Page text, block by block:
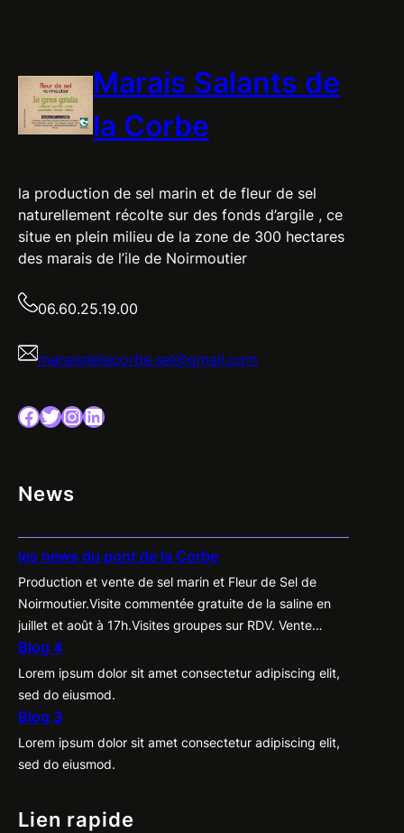
Marais Salants de
la Corbe
la production de sel marin et de fleur de sel
naturellement récolte sur des fonds d’argile , ce
situe en plein milieu de la zone de 300 hectares
des marais de l’ile de Noirmoutier
06.60.25.19.00
maraisdelacorbe.sel@gmail.com
Facebook Twitter InstagramLinkedIn
News
les news du pont de la Corbe
Production et vente de sel marin et Fleur de Sel de
Noirmoutier.Visite commentée gratuite de la saline en
juillet et août à 17h.Visites groupes sur RDV. Vente
directe des produits du marais à la cabane, tous les
jours de Pâques à la Toussaint de 10h à 19h.Label
“Nature et Progrès”. Ouvert d’avril à fin septembre.
Blog 4
Lorem ipsum dolor sit amet consectetur adipiscing elit,
sed do eiusmod.
Blog 3
Lorem ipsum dolor sit amet consectetur adipiscing elit,
sed do eiusmod.
Lien rapide